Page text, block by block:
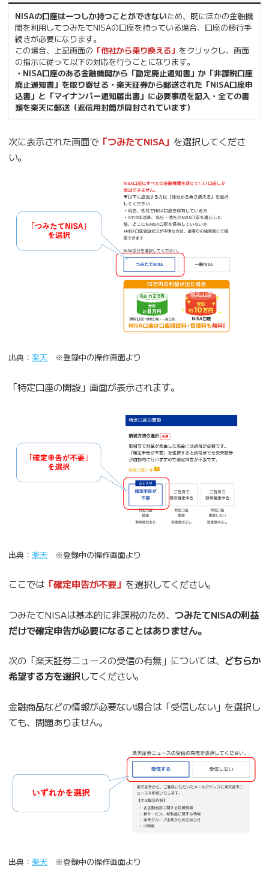
NISAの口座は一つしか持つことができないため、既にほかの金融機
関を利用してつみたてNISAの口座を持っている場合、口座の移行手
続きが必要になります。
この場合、上記画面の 「他社から乗り換える」 をクリックし、画面
の指示に従って以下の対応を行うことになります。
・NISA口座のある金融機関から「勘定廃止通知書」か「非課税口座
廃止通知書」を取り寄せる・楽天証券から郵送された「NISA口座申
込書」と「マイナンバー通知届出書」に必要事項を記入・全ての書
類を楽天に郵送（返信用封筒が同封されています）
次に表示された画面で「つみたてNISA」 を選択してくださ
い。
出典： 楽天 ※登録中の操作画面より
「特定口座の開設」画面が表示されます。
出典： 楽天 ※登録中の操作画面より
ここでは「確定申告が不要」 を選択してください。
つみたてNISAは基本的に非課税のため、 つみたてNISAの利益
だけで確定申告が必要になることはありません。
次の「楽天証券ニュースの受信の有無」については、 どちらか
希望する方を選択してください。
金融商品などの情報が必要ない場合は「受信しない」を選択し
ても、問題ありません。
出典： 楽天 ※登録中の操作画面より